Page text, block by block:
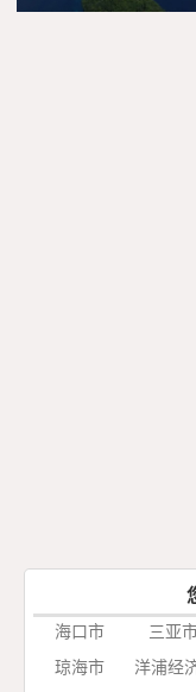
海口市 三亚
琼海市
洋浦经